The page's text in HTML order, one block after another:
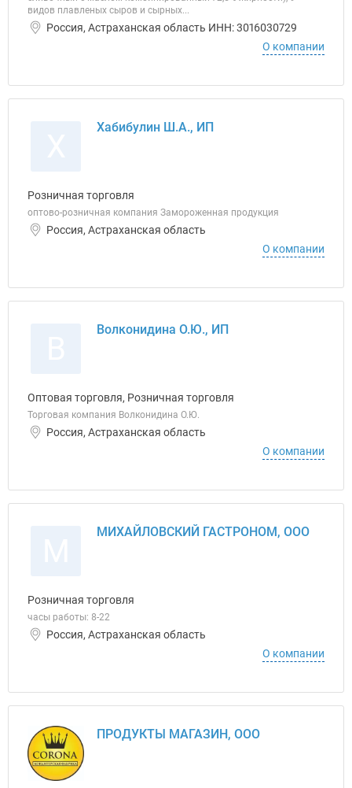
видов плавленых сыров и сырных...
Россия, Астраханская область ИНН: 3016030729
О компании
Хабибулин Ш.А., ИП
Розничная торговля
оптово-розничная компания Замороженная продукция
Россия, Астраханская область
О компании
Волконидина О.Ю., ИП
Оптовая торговля, Розничная торговля
Торговая компания Волконидина О.Ю.
Россия, Астраханская область
О компании
МИХАЙЛОВСКИЙ ГАСТРОНОМ, ООО
Розничная торговля
часы работы: 8-22
Россия, Астраханская область
О компании
ПРОДУКТЫ МАГАЗИН, ООО